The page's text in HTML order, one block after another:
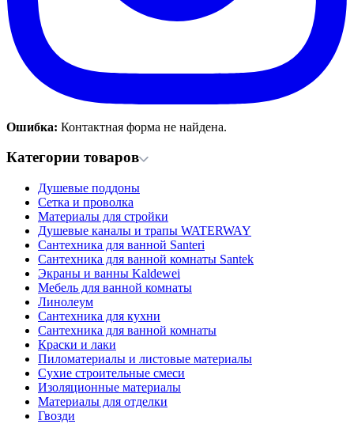
Ошибка: Контактная форма не найдена.
Категории товаров
Душевые поддоны
Сетка и проволка
Материалы для стройки
Душевые каналы и трапы WATERWAY
Сантехника для ванной Santeri
Сантехника для ванной комнаты Santek
Экраны и ванны Kaldewei
Мебель для ванной комнаты
Линолеум
Сантехника для кухни
Сантехника для ванной комнаты
Краски и лаки
Пиломатериалы и листовые материалы
Сухие строительные смеси
Изоляционные материалы
Материалы для отделки
Гвозди